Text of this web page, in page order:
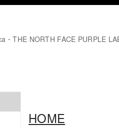
・THE NORTH FACE PURPLE
HOME